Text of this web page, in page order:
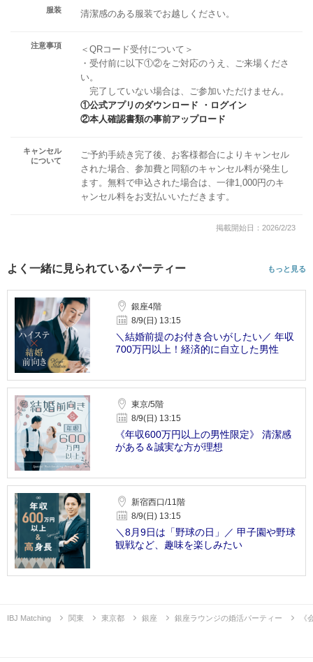
服装 清潔感のある服装でお越しください。
注意事項
＜QRコード受付について＞
・受付前に以下①②をご対応のうえ、ご来場くださ
い。
完了していない場合は、ご参加いただけません。
①公式アプリのダウンロード ・ログイン
②本人確認書類の事前アップロード
キャンセル
について
ご予約手続き完了後、お客様都合によりキャンセル
された場合、参加費と同額のキャンセル料が発生し
ます。無料で申込された場合は、一律1,000円のキ
ャンセル料をお支払いいただきます。
掲載開始日：2026/2/23
よく一緒に見られているパーティー もっと見る
銀座4階
8/9(日) 13:15
＼結婚前提のお付き合いがしたい／ 年収
700万円以上！経済的に自立した男性
東京/5階
8/9(日) 13:15
《年収600万円以上の男性限定》 清潔感
がある＆誠実な方が理想
新宿西口/11階
8/9(日) 13:15
＼8月9日は「野球の日」／ 甲子園や野球
観戦など、趣味を楽しみたい
IBJ Matching 関東 東京都 銀座 銀座ラウンジの婚活パーティー 《